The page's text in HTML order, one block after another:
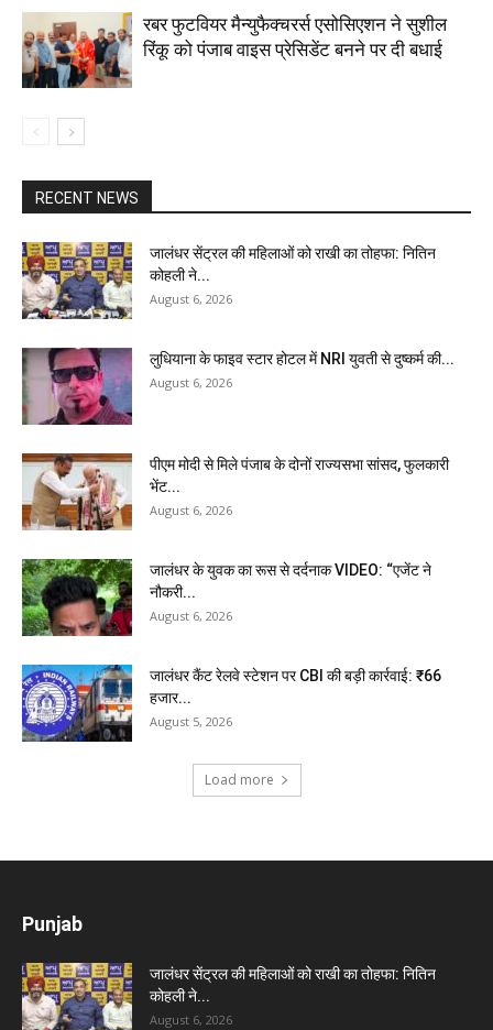
रबर फुटवियर मैन्युफैक्चरर्स एसोसिएशन ने सुशील
रिंकू को पंजाब वाइस प्रेसिडेंट बनने पर दी बधाई
RECENT NEWS
जालंधर सेंट्रल की महिलाओं को राखी का तोहफा: नितिन
कोहली ने...
August 6, 2026
लुधियाना के फाइव स्टार होटल में NRI युवती से दुष्कर्म की...
August 6, 2026
पीएम मोदी से मिले पंजाब के दोनों राज्यसभा सांसद, फुलकारी
भेंट...
August 6, 2026
जालंधर के युवक का रूस से दर्दनाक VIDEO: “एजेंट ने
नौकरी...
August 6, 2026
जालंधर कैंट रेलवे स्टेशन पर CBI की बड़ी कार्रवाई: ₹66
हजार...
August 5, 2026
Load more
Punjab
जालंधर सेंट्रल की महिलाओं को राखी का तोहफा: नितिन
कोहली ने...
August 6, 2026